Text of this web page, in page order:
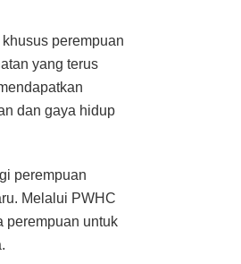
perempuan
yang terus
dan gaya hidup
perempuan
Melalui PWHC
perempuan untuk